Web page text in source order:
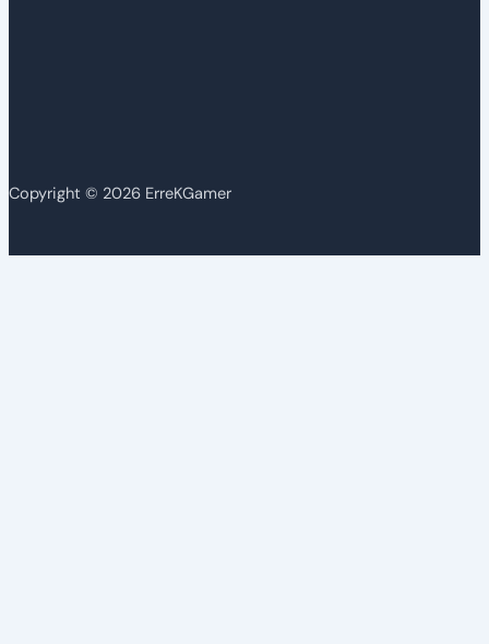
Copyright © 2026 ErreKGamer